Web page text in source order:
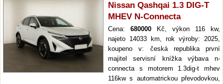
Nissan Qashqai 1.3 DIG-T
MHEV N-Connecta
Cena: 680000 Kč, výkon 116 kw,
najeto 14033 km, rok výroby: 2025,
koupeno v: česká republika první
majitel servisní knížka výbava n-
connecta s motorem 1.3dig-t mhev
116kw s automatrickou převodovkou,